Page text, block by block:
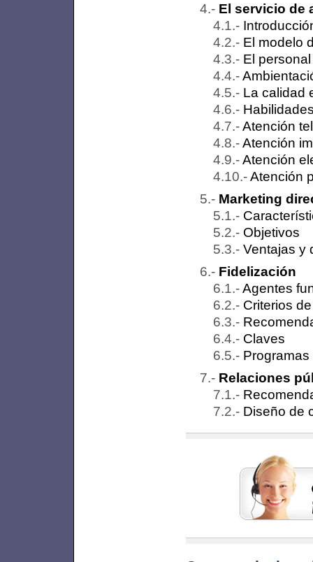
El servicio de
El modelo
El
La calidad
Atención
Atención
Atención
Atención
Marketing
Objetivos
Ventajas y
Fidelización
Agentes
Criterios
Claves
Relaciones
Diseño de